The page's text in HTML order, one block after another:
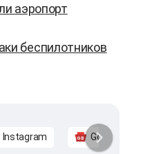
аэропорт
беспилотников
Instagram Google News